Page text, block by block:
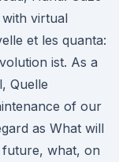
virtual
et les quanta:
ist. As a
Quelle
of our
as What will
future, what, on